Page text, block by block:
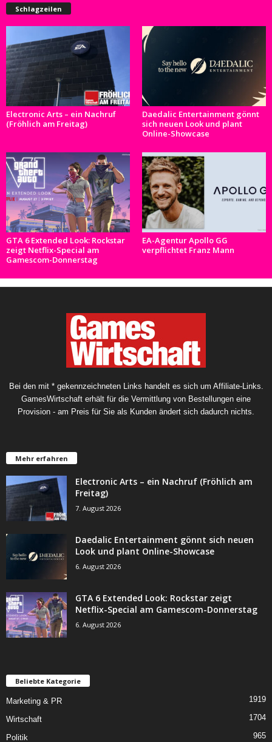
Schlagzeilen
Electronic Arts – ein Nachruf
(Fröhlich am Freitag)
Daedalic Entertainment gönnt
sich neuen Look und plant
Online-Showcase
GTA 6 Extended Look: Rockstar
zeigt Netflix-Special am
Gamescom-Donnerstag
EA-Agentur Apollo GG
verpflichtet Franz Mann
Bei den mit * gekennzeichneten Links handelt es sich um Affiliate-Links.
GamesWirtschaft erhält für die Vermittlung von Bestellungen eine
Provision - am Preis für Sie als Kunden ändert sich dadurch nichts.
Mehr erfahren
Electronic Arts – ein Nachruf (Fröhlich am
Freitag)
7. August 2026
Daedalic Entertainment gönnt sich neuen
Look und plant Online-Showcase
6. August 2026
GTA 6 Extended Look: Rockstar zeigt
Netflix-Special am Gamescom-Donnerstag
6. August 2026
Beliebte Kategorie
Marketing & PR 1919
Wirtschaft 1704
Politik 965